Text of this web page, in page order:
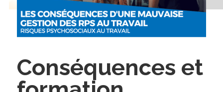
Conséquences et